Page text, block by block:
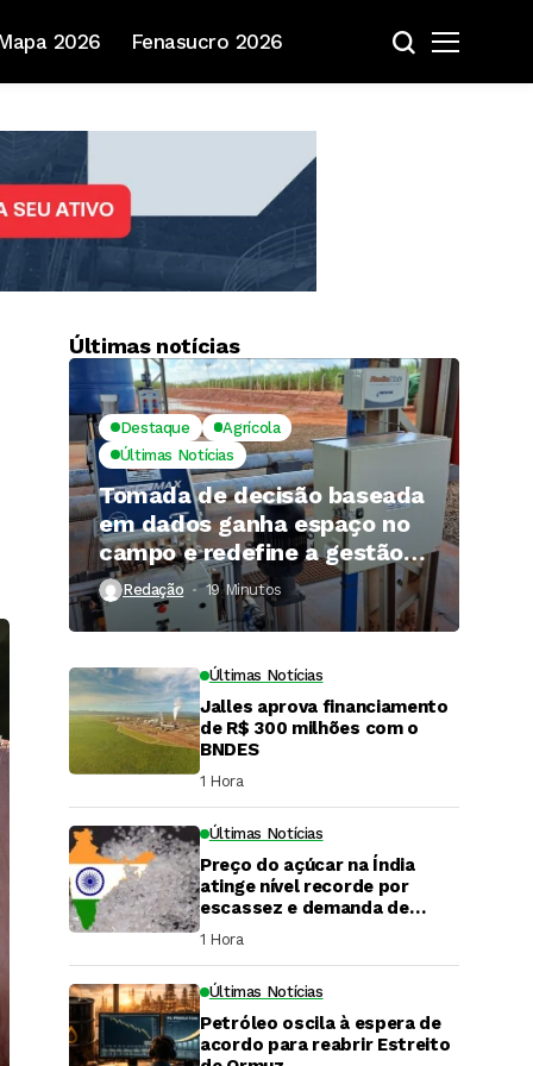
2026 Fenasucro 2026
Últimas notícias
Destaque
Agrícola
Últimas Notícias
Tomada de decisão baseada
em dados ganha espaço no
campo e redefine a gestão
hídrica das propriedades
rurais
Redação 19 Minutos ⁮
Últimas Notícias
Jalles aprova financiamento
de R$ 300 milhões com o
BNDES
1 Hora ⁮
Últimas Notícias
Preço do açúcar na Índia
atinge nível recorde por
escassez e demanda de
festivais
1 Hora ⁮
Últimas Notícias
Petróleo oscila à espera de
acordo para reabrir Estreito
DaCana Cast
Fenasucro 2026